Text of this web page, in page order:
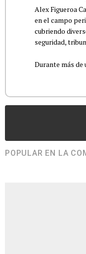
Alex Figueroa
en el campo
cubriendo
seguridad,
Durante más de
POPULAR EN LA